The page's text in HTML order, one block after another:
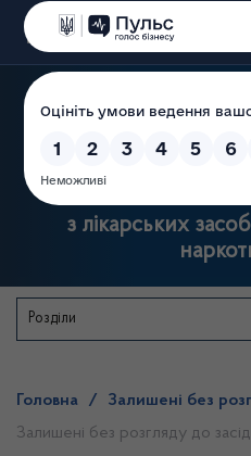
Державна
з лікарських
Розділи
Головна / Залишені без
Залишені без розгляду до